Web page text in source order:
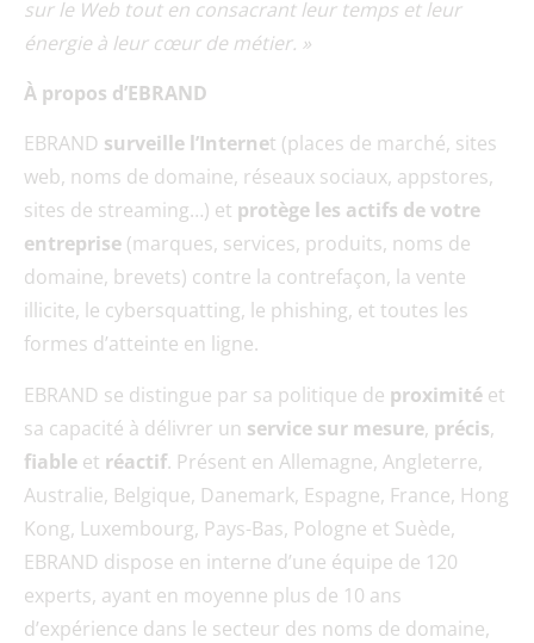
sur le Web tout en consacrant leur temps et leur
énergie à leur cœur de métier. »
À propos d’EBRAND
EBRAND surveille l’Internet (places de marché, sites
web, noms de domaine, réseaux sociaux, appstores,
sites de streaming…) et protège les actifs de votre
entreprise (marques, services, produits, noms de
domaine, brevets) contre la contrefaçon, la vente
illicite, le cybersquatting, le phishing, et toutes les
formes d’atteinte en ligne.
EBRAND se distingue par sa politique de proximité et
sa capacité à délivrer un service sur mesure, précis,
fiable et réactif. Présent en Allemagne, Angleterre,
Australie, Belgique, Danemark, Espagne, France, Hong
Kong, Luxembourg, Pays-Bas, Pologne et Suède,
EBRAND dispose en interne d’une équipe de 120
experts, ayant en moyenne plus de 10 ans
d’expérience dans le secteur des noms de domaine,